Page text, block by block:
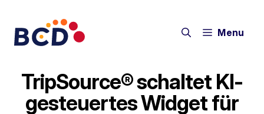
springen
Menu
TripSource® schaltet KI-
gesteuertes Widget für